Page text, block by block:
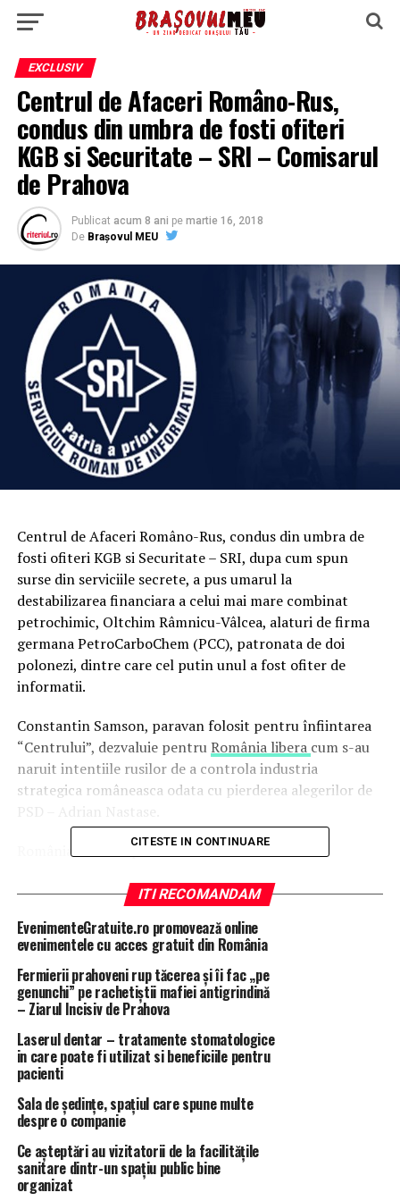
EXCLUSIV
Centrul de Afaceri Româno-Rus,
condus din umbra de fosti ofiteri
KGB si Securitate – SRI – Comisarul
de Prahova
Publicat acum 8 ani pe martie 16, 2018
De Brașovul MEU
Centrul de Afaceri Româno-Rus, condus din umbra de
fosti ofiteri KGB si Securitate – SRI, dupa cum spun
surse din serviciile secrete, a pus umarul la
destabilizarea financiara a celui mai mare combinat
petrochimic, Oltchim Râmnicu-Vâlcea, alaturi de firma
germana PetroCarboChem (PCC), patronata de doi
polonezi, dintre care cel putin unul a fost ofiter de
informatii.
Constantin Samson, paravan folosit pentru înfiintarea
“Centrului”, dezvaluie pentruRomânia libera cum s-au
naruit intentiile rusilor de a controla industria
strategica româneasca odata cu pierderea alegerilor de
România Liberă a publicat o serie de dezvăluiri
umbră de foşti ofiţeri KGB şi Securitate-SRI, care au
româneşti.Între ofiţerii de informaţii români care au
sprijinit activităţile subterane ale „Centrului” figurează
şi fostul şef al SRI Prahova, Corneliu Păltânea.
Între oamenii politici figurează nume grele precum Ion
Iliescu ( fost preşedinte), Ioan Talpeş ( fos şef al
administraţiei prezidenţiale), Mitică Honciu ( fost şef al
protocolului prezidenţial), foştii consilierii prezidenţiali
Şerban Nicolae, Corina Creţu, Emil Cico Dumitrescu,
Dumitru Iliescu sau fostul şef al SPP, gen Gabriel Nagy.
Din partea Guvernului, Samson spune că avea sprijin
total de la premierul de atunci Adrian Năstase, prin
ministrul Industriilor, Dan Ioan Popescu. Dezvăluirile lui
CITESTE IN CONTINUARE
ITI RECOMANDAM
EvenimenteGratuite.ro promovează online
evenimentele cu acces gratuit din România
Fermierii prahoveni rup tăcerea și îi fac „pe
genunchi” pe rachetiștii mafiei antigrindină
– Ziarul Incisiv de Prahova
Laserul dentar – tratamente stomatologice
in care poate fi utilizat si beneficiile pentru
pacienti
Sala de ședințe, spațiul care spune multe
despre o companie
Ce așteptări au vizitatorii de la facilitățile
sanitare dintr-un spațiu public bine
organizat